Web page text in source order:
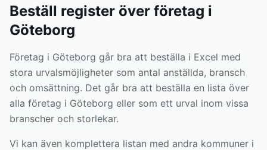
Beställ register över företag i
Göteborg
Företag i Göteborg går bra att beställa i Excel med
stora urvalsmöjligheter som antal anställda, bransch
och omsättning. Det går bra att beställa en lista över
alla företag i Göteborg eller som ett urval inom vissa
branscher och storlekar.
Vi kan även komplettera listan med andra kommuner i